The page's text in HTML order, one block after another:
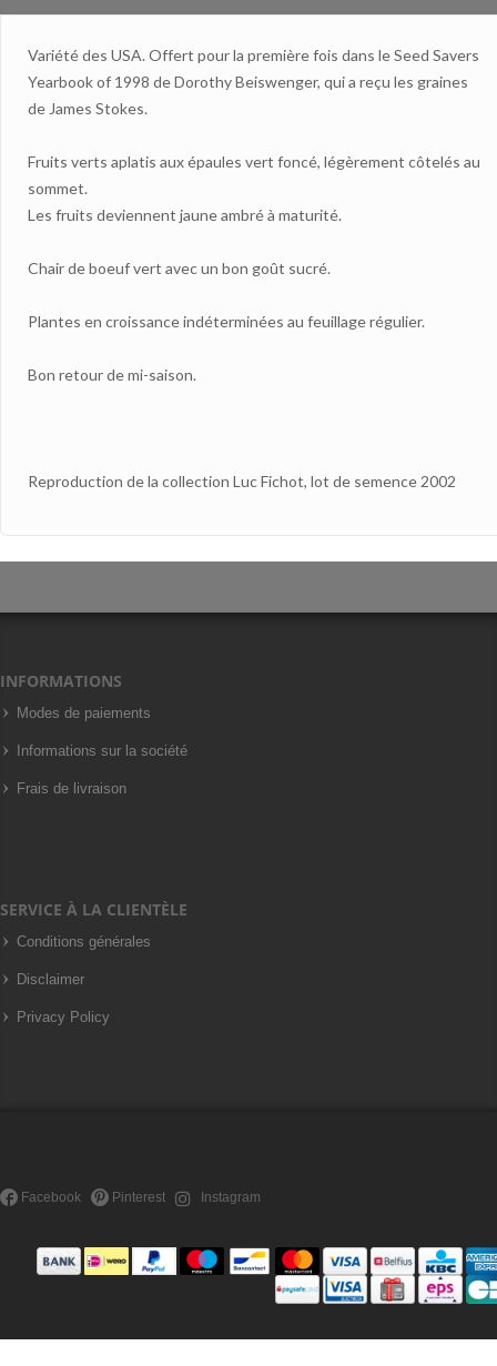
Variété des USA. Offert pour la première fois dans le Seed Savers
Yearbook of 1998 de Dorothy Beiswenger, qui a reçu les graines
de James Stokes.
Fruits verts aplatis aux épaules vert foncé, légèrement côtelés au
sommet.
Les fruits deviennent jaune ambré à maturité.
Chair de boeuf vert avec un bon goût sucré.
Plantes en croissance indéterminées au feuillage régulier.
Bon retour de mi-saison.
Reproduction de la collection Luc Fichot, lot de semence 2002
INFORMATIONS
Modes de paiements
Informations sur la société
Frais de livraison
SERVICE À LA CLIENTÈLE
Conditions générales
Disclaimer
Privacy Policy
Facebook Pinterest Instagram